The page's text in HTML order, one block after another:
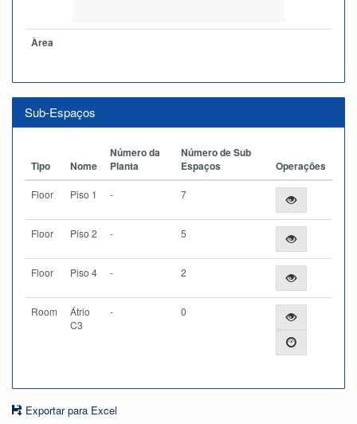
Àrea
Sub-Espaços
Tipo Nome
Número da
Planta
Número de Sub
Espaços
Operações
Floor Piso 1 - 7
Floor Piso 2 - 5
Floor Piso 4 - 2
Room
Átrio
C3
- 0
Exportar para Excel